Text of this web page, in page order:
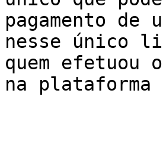
pagamento
nesse único
quem efetuou